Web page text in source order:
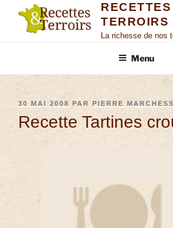
TERROIRS
La richesse de nos
Menu
30 MAI 2008 PAR PIERRE
Recette Tartines